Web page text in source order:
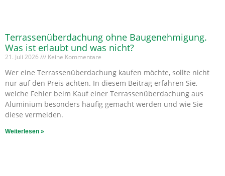
Terrassenüberdachung ohne Baugenehmigung.
Was ist erlaubt und was nicht?
21. Juli 2026 Keine Kommentare
Wer eine Terrassenüberdachung kaufen möchte, sollte nicht
nur auf den Preis achten. In diesem Beitrag erfahren Sie,
welche Fehler beim Kauf einer Terrassenüberdachung aus
Aluminium besonders häufig gemacht werden und wie Sie
diese vermeiden.
Weiterlesen »